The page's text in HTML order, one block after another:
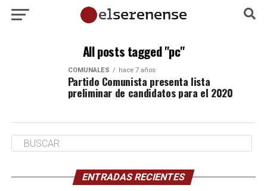
All posts tagged "pc"
COMUNALES hace 7 años
Partido Comunista presenta lista
preliminar de candidatos para el 2020
ENTRADAS RECIENTES